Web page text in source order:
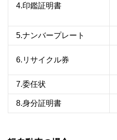
4.印鑑証明書
5.ナンバープレート
6.リサイクル券
7.委任状
8.身分証明書